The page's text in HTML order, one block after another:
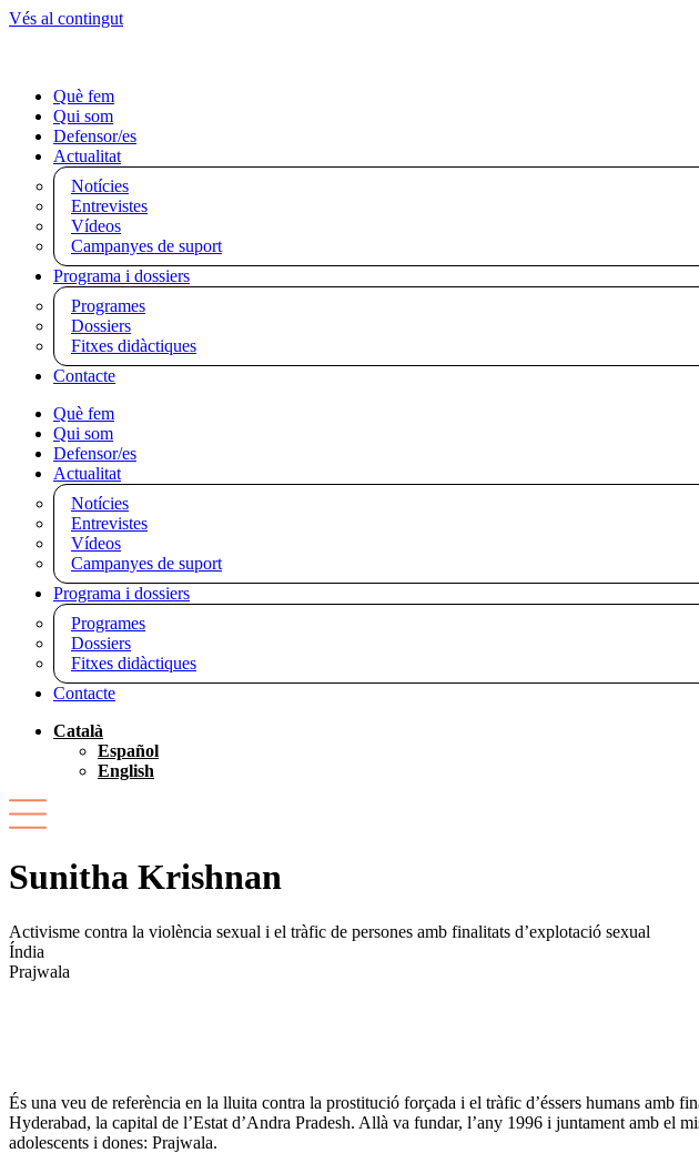
Vés al contingut
Què fem
Qui som
Defensor/es
Actualitat
Notícies
Entrevistes
Vídeos
Campanyes de suport
Programa i dossiers
Programes
Dossiers
Fitxes didàctiques
Contacte
Què fem
Qui som
Defensor/es
Actualitat
Notícies
Entrevistes
Vídeos
Campanyes de suport
Programa i dossiers
Programes
Dossiers
Fitxes didàctiques
Contacte
Català
Español
English
Sunitha Krishnan
Activisme contra la violència sexual i el tràfic de persones amb finalitats d’explotació sexual
Índia
Prajwala
És una veu de referència en la lluita contra la prostitució forçada i el tràfic d’éssers humans amb
Hyderabad, la capital de l’Estat d’Andra Pradesh. Allà va fundar, l’any 1996 i juntament amb el
adolescents i dones: Prajwala.